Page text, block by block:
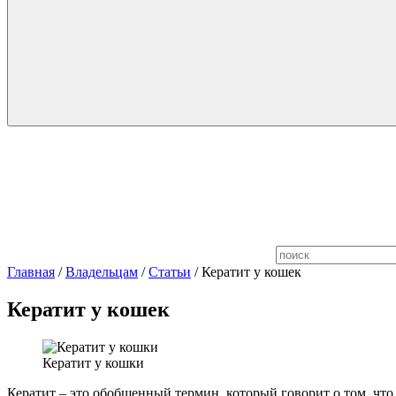
Главная / Владельцам / Статьи / Кератит у кошек
Кератит у кошек
Кератит у кошки
Кератит – это обобщенный термин, который говорит о том, что